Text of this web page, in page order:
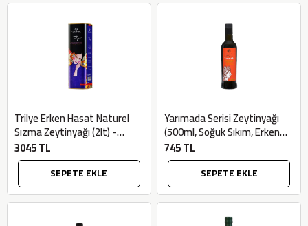
Trilye Erken Hasat Naturel
Sızma Zeytinyağı (2lt) -
Novavera
3045 TL
SEPETE EKLE
Yarımada Serisi Zeytinyağı
(500ml, Soğuk Sıkım, Erken
Hasat) - Oliva Malia
745 TL
SEPETE EKLE